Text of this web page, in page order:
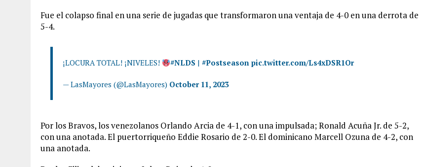
Fue el colapso final en una serie de jugadas que transformaron una ventaja de 4-0 en una derrota de
5-4.
¡LOCURA TOTAL! ¡NIVELES! #NLDS |#Postseason pic.twitter.com/Ls4xDSR1Or
— LasMayores (@LasMayores) October 11, 2023
Por los Bravos, los venezolanos Orlando Arcia de 4-1, con una impulsada; Ronald Acuña Jr. de 5-2,
con una anotada. El puertorriqueño Eddie Rosario de 2-0. El dominicano Marcell Ozuna de 4-2, con
una anotada.